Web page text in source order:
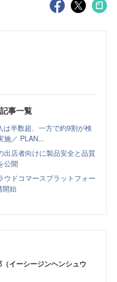
事一覧
は半数超、一方で約9割が検
施／ PLAN...
出店者向けに製品安全と品質
公開
ウドコマースプラットフォー
開始
イーシージンヘンシュウ